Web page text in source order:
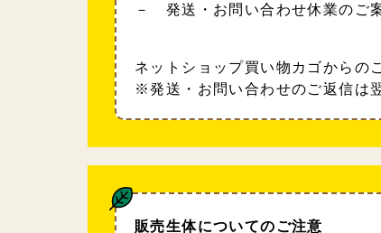
－ 発送・お問い合わせ休業のご
ネットショップ買い物カゴからの
※発送・お問い合わせのご返信は
販売生体についてのご注意